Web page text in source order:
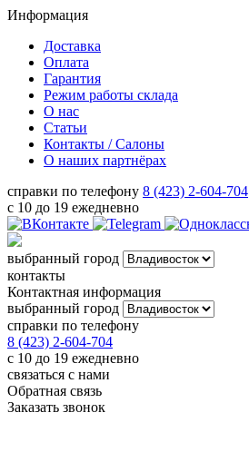
Информация
Доставка
Оплата
Гарантия
Режим работы склада
О нас
Статьи
Контакты / Салоны
О наших партнёрах
справки по телефону 8 (423) 2-604-704
с 10 до 19 ежедневно
выбранный город
контакты
Контактная информация
выбранный город
справки по телефону
8 (423) 2-604-704
с 10 до 19 ежедневно
связаться с нами
Обратная связь
Заказать звонок